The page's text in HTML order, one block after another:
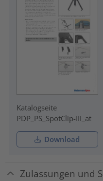
Katalogseite
PDP_PS_SpotClip-III_at
Download
Zulassungen und